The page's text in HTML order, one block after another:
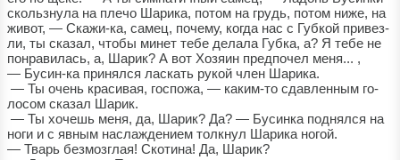
скользнула на плечо Шарика, потом на грудь, потом ниже, на
живот, — Скажи-ка, самец, почему, когда нас с Губкой привез-
ли, ты сказал, чтобы минет тебе делала Губка, а? Я тебе не
понравилась, а, Шарик? А вот Хозяин предпочел меня... ,
— Бусин-ка принялся ласкать рукой член Шарика.
— Ты очень красивая, госпожа, — каким-то сдавленным го-
лосом сказал Шарик.
— Ты хочешь меня, да, Шарик? Да? — Бусинка поднялся на
ноги и с явным наслаждением толкнул Шарика ногой.
— Тварь безмозглая! Скотина! Да, Шарик?